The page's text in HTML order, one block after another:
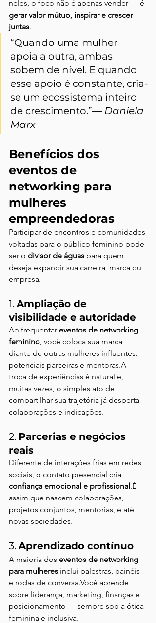
neles, o foco não é apenas vender — é
gerar valor mútuo, inspirar e crescer
juntas.
“Quando uma mulher
apoia a outra, ambas
sobem de nível. E quando
esse apoio é constante, cria-
se um ecossistema inteiro
de crescimento.”— Daniela
Marx
Benefícios dos
eventos de
networking para
mulheres
empreendedoras
Participar de encontros e comunidades
voltadas para o público feminino pode
ser o divisor de águas para quem
deseja expandir sua carreira, marca ou
empresa.
1. Ampliação de
visibilidade e autoridade
Ao frequentar eventos de networking
feminino , você coloca sua marca
diante de outras mulheres influentes,
potenciais parceiras e mentoras.A
troca de experiências é natural e,
muitas vezes, o simples ato de
compartilhar sua trajetória já desperta
colaborações e indicações.
2. Parcerias e negócios
reais
Diferente de interações frias em redes
sociais, o contato presencial cria
confiança emocional e profissional.É
assim que nascem colaborações,
projetos conjuntos, mentorias, e até
novas sociedades.
3. Aprendizado contínuo
A maioria dos eventos de networking
para mulheres inclui palestras, painéis
e rodas de conversa.Você aprende
sobre liderança, marketing, finanças e
posicionamento — sempre sob a ótica
feminina e inclusiva.